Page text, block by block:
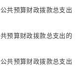
共预算财政拨款总支出
预算财政拨款总支出的
共预算财政拨款总支出